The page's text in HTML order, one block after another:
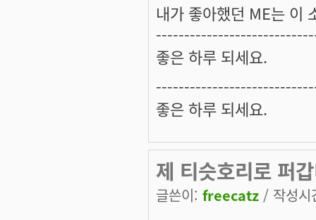
내가 좋아했던 ME는 이
좋은 하루 되세요.
좋은 하루 되세요.
제 티슷호리로 퍼
글쓴이: freecatz / 작성